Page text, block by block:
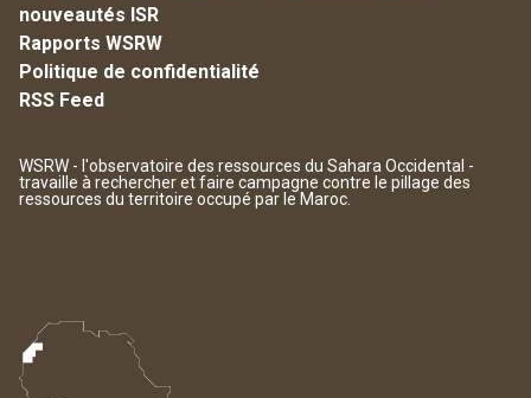
nouveautés ISR
Rapports WSRW
Politique de confidentialité
RSS Feed
WSRW - l'observatoire des ressources du Sahara Occidental -
travaille à rechercher et faire campagne contre le pillage des
ressources du territoire occupé par le Maroc.